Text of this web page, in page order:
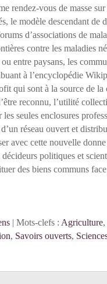
rendez-vous de masse
le modèle descendant de
d’associations de
contre les maladies
entre paysans, les
à l’encyclopédie
qui sont à la source de
reconnu, l’utilité
seules enclosures
réseau ouvert et
avec cette nouvelle
politiques et
des biens communs
| Mots-clefs : Agriculture,
, Savoirs ouverts,